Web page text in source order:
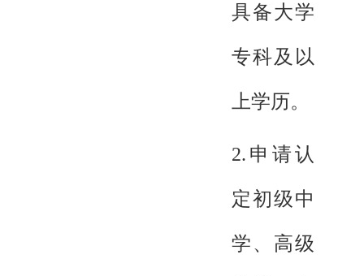
具备大学
专科及以
上学历。
2.申请认
定初级中
学、高级